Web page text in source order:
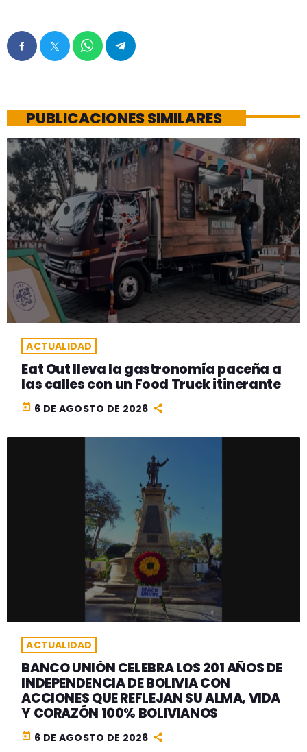
PUBLICACIONES SIMILARES
ACTUALIDAD
Eat Out lleva la gastronomía paceña a
las calles con un Food Truck itinerante
today 6 DE AGOSTO DE 2026
ACTUALIDAD
BANCO UNIÓN CELEBRA LOS 201 AÑOS DE
INDEPENDENCIA DE BOLIVIA CON
ACCIONES QUE REFLEJAN SU ALMA, VIDA
Y CORAZÓN 100% BOLIVIANOS
today 6 DE AGOSTO DE 2026